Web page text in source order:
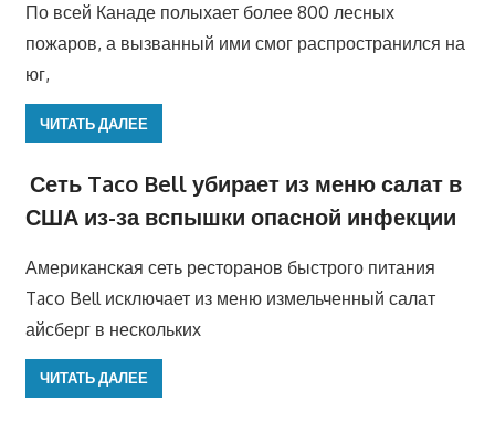
По всей Канаде полыхает более 800 лесных
пожаров, а вызванный ими смог распространился на
юг,
ЧИТАТЬ ДАЛЕЕ
Сеть Taco Bell убирает из меню салат в
США из-за вспышки опасной инфекции
Американская сеть ресторанов быстрого питания
Taco Bell исключает из меню измельченный салат
айсберг в нескольких
ЧИТАТЬ ДАЛЕЕ